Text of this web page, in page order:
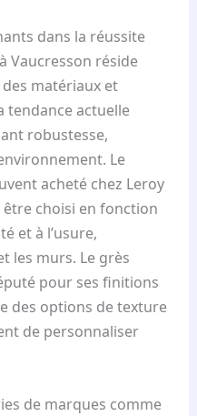
dans la réussite
Vaucresson réside
matériaux et
tendance actuelle
robustesse,
Le
acheté chez Leroy
choisi en fonction
et à l’usure,
les murs. Le grès
pour ses finitions
des options de texture
de personnaliser
de marques comme